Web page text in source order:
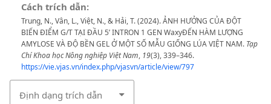
Cách trích dẫn:
Trung, N., Vân, L., Việt, N., & Hải, T. (2024). ẢNH HƯỞNG CỦA ĐỘT
BIẾN ĐIỂM G/T TẠI ĐẦU 5’ INTRON 1 GEN WaxyĐẾN HÀM LƯỢNG
AMYLOSE VÀ ĐỘ BỀN GEL Ở MỘT SỐ MẪU GIỐNG LÚA VIỆT NAM. Tạp
Chí Khoa học Nông nghiệp Việt Nam, 19(3), 339–346.
https://vie.vjas.vn/index.php/vjasvn/article/view/797
Định dạng trích dẫn